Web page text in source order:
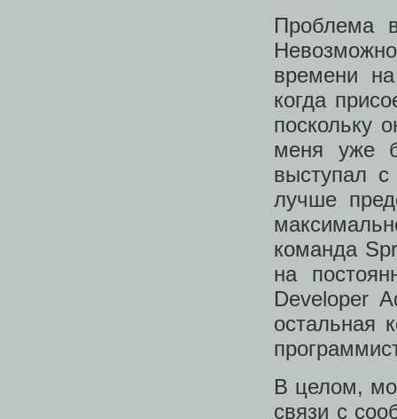
Проблема
времени
когда
поскольку
меня уже
выступал
лучше
команда
на
Developer
остальная
В целом,
связи с